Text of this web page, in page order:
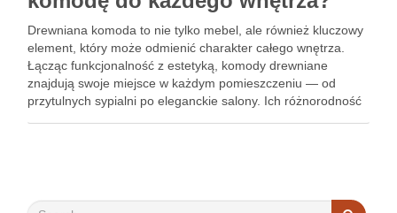
Drewniana komoda to nie tylko mebel, ale również kluczowy
element, który może odmienić charakter całego wnętrza.
Łącząc funkcjonalność z estetyką, komody drewniane
znajdują swoje miejsce w każdym pomieszczeniu — od
przytulnych sypialni po eleganckie salony. Ich różnorodność